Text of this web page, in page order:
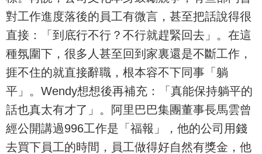
對工作進度落後的員工有微言，甚至把話說得很
直接：「到底行不行？不行就趕緊回去」。在這
種氛圍下，很多人甚至回到家裏還是不斷工作，
捱不住的就直接辭職，根本容不下同事「躺
平」。Wendy想想後再補充：「真能保持躺平的
話也真太有才了」。阿里巴巴集團董事長馬雲曾
經公開講過996工作是「福報」，他的公司用錢
去買下員工的時間，員工做得好自然有獎金，他